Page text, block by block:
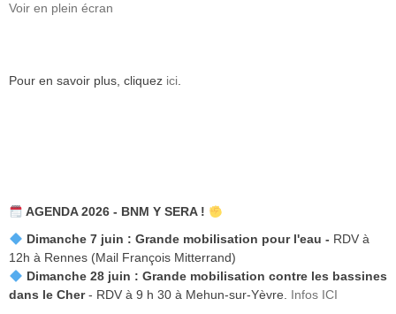
Voir en plein écran
Pour en savoir plus, cliquez ici.
AGENDA 2026 - BNM Y SERA !
Dimanche 7 juin : Grande mobilisation pour l'eau - RDV à
12h à Rennes (Mail François Mitterrand)
Dimanche 28 juin : Grande mobilisation contre les bassines
dans le Cher- RDV à 9 h 30 à Mehun-sur-Yèvre. Infos ICI